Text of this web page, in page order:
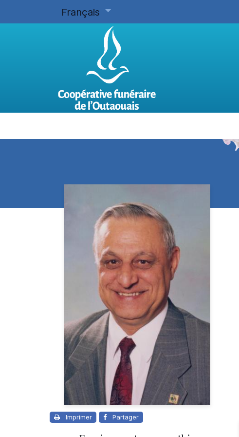
Français
Imprimer Partager